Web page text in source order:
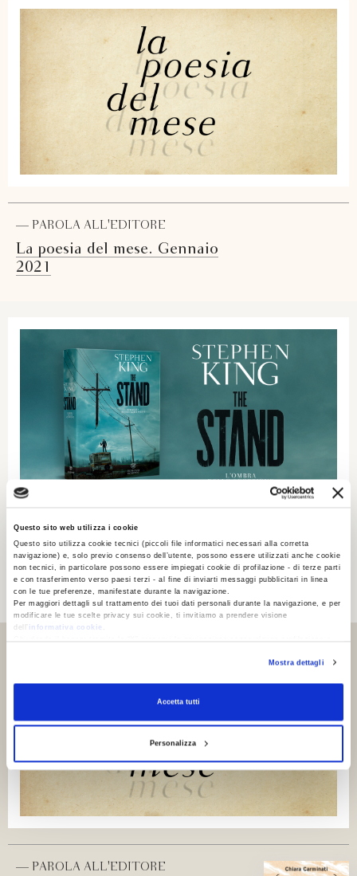
Questo sito web utilizza i cookie
Questo sito utilizza cookie tecnici (piccoli file informatici necessari alla corretta
navigazione) e, solo previo consenso dell’utente, possono essere utilizzati anche cookie
non tecnici, in particolare possono essere impiegati cookie di profilazione - di terze parti
e con trasferimento verso paesi terzi - al fine di inviarti messaggi pubblicitari in linea
con le tue preferenze, manifestate durante la navigazione.
Per maggiori dettagli sul trattamento dei tuoi dati personali durante la navigazione, e per
modificare le tue scelte privacy sui cookie, ti invitiamo a prendere visione
dell’
informativa cookie
RevocaMostra dettagli
Accetta tutti
Personalizza
— PAROLA ALL'EDITORE
La poesia del mese. Gennaio
2021
— PAROLA ALL'AUTORE
Loredana Lipperini racconta
“L'ombra dello scorpione”
— PAROLA ALL'EDITORE